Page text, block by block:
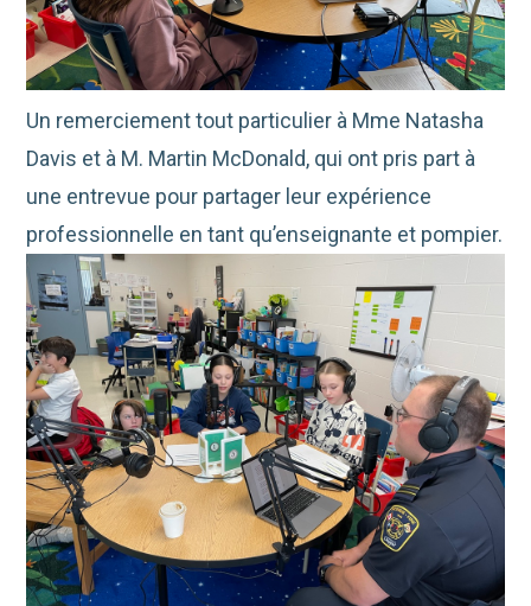
Un remerciement tout particulier à Mme Natasha
Davis et à M. Martin McDonald, qui ont pris part à
une entrevue pour partager leur expérience
professionnelle en tant qu’enseignante et pompier.